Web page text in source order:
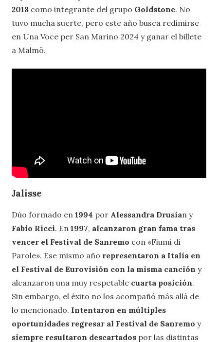
2018 como integrante del grupo Goldstone. No
tuvo mucha suerte, pero este año busca redimirse
en Una Voce per San Marino 2024 y ganar el billete
a Malmö.
Jalisse
Dúo formado en 1994 por Alessandra Drusian y
Fabio Ricci. En 1997, alcanzaron gran fama tras
vencer el Festival de Sanremo con «Fiumi di
Parole». Ese mismo año representaron a Italia en
el Festival de Eurovisión con la misma canción y
alcanzaron una muy respetable cuarta posición.
Sin embargo, el éxito no los acompañó más allá de
lo mencionado. Intentaron en múltiples
oportunidades regresar al Festival de Sanremo y
siempre resultaron descartados por las distintas